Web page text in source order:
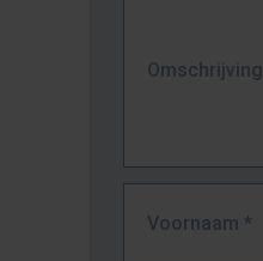
Omschrijving
Voornaam *